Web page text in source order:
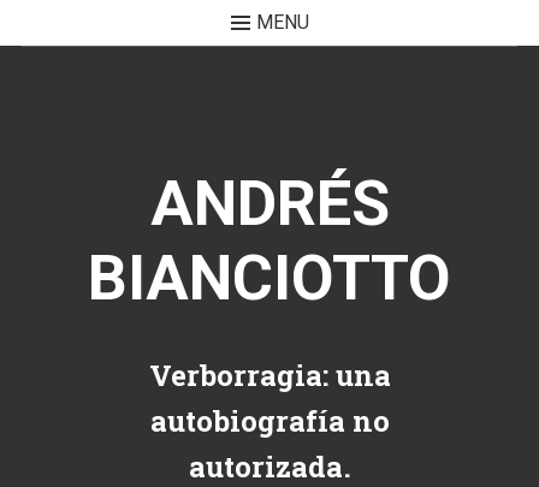
MENU
ANDRÉS
BIANCIOTTO
Verborragia: una
autobiografía no
autorizada.